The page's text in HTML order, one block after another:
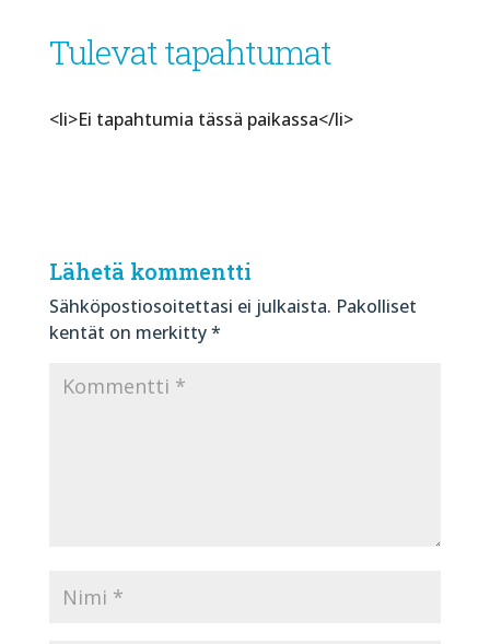
Tulevat tapahtumat
<li>Ei tapahtumia tässä paikassa</li>
Lähetä kommentti
Sähköpostiosoitettasi ei julkaista. Pakolliset
kentät on merkitty*